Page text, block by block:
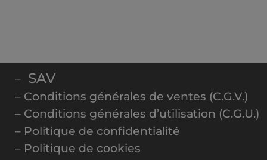
– SAV
– Conditions générales de ventes (C.G.V.)
– Conditions générales d’utilisation (C.G.U.)
– Politique de confidentialité
– Politique de cookies